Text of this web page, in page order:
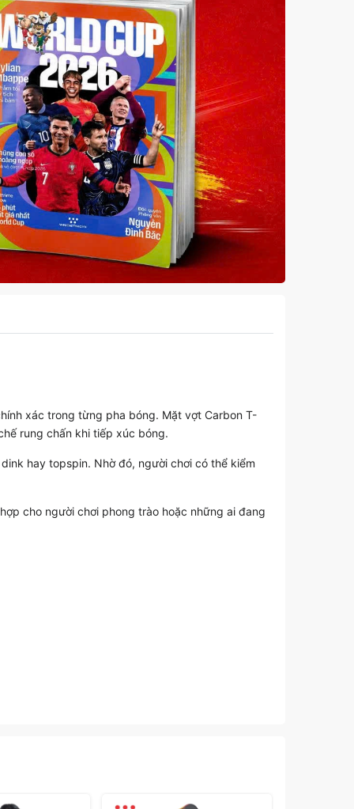
xác trong từng pha bóng. Mặt vợt Carbon T-
rung chấn khi tiếp xúc bóng.
hay topspin. Nhờ đó, người chơi có thể kiểm
cho người chơi phong trào hoặc những ai đang